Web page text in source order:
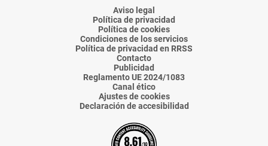
AlmeríaAlmeríaAlmería
Almería
Aviso legal
Política de privacidad
Política de cookies
Condiciones de los servicios
Política de privacidad en RRSS
Contacto
Publicidad
Reglamento UE 2024/1083
Canal ético
Ajustes de cookies
Declaración de accesibilidad